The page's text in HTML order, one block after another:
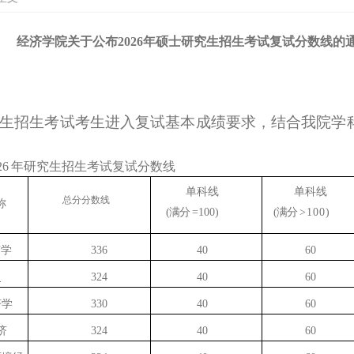
经济学院关于公布2026年硕士研究生招生考试复试分数线的
招生考试考生进入复试基本成绩要求，结合我院
年研究生招生考试复试分数线
总分分数线
单科线
(满分 =100)
单科线
(满分 >100)
336 40 60
324 40 60
330 40 60
324 40 60